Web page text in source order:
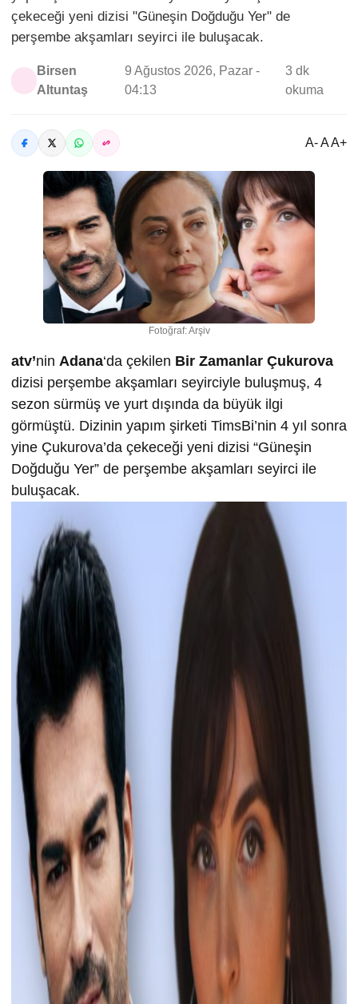
çekeceği yeni dizisi "Güneşin Doğduğu Yer" de
perşembe akşamları seyirci ile buluşacak.
Birsen
Altuntaş
9 Ağustos 2026, Pazar -
04:13
3 dk
okuma
A- A A+
Fotoğraf: Arşiv
atv’nin Adana‘da çekilen Bir Zamanlar Çukurova
dizisi perşembe akşamları seyirciyle buluşmuş, 4
sezon sürmüş ve yurt dışında da büyük ilgi
görmüştü. Dizinin yapım şirketi TimsBi’nin 4 yıl sonra
yine Çukurova’da çekeceği yeni dizisi “Güneşin
Doğduğu Yer” de perşembe akşamları seyirci ile
buluşacak.